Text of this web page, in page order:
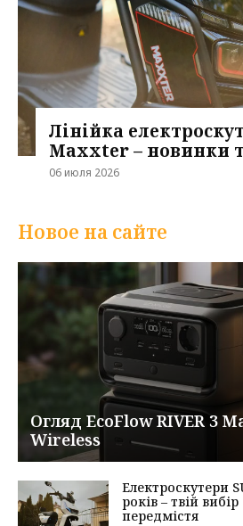
Лінійка
Maxxter – новинки
06 июля 2026
Новое на сайте
Огляд EcoFlow RIVER 3
Wireless
Електроскутери
років – твій
передмістя